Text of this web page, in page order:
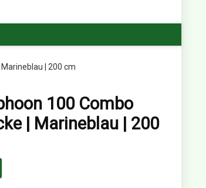
| 200 cm
100 Combo
| Marineblau | 200